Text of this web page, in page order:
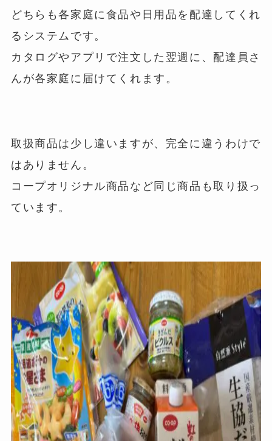
どちらも各家庭に食品や日用品を配達してくれ
るシステムです。
カタログやアプリで注文した翌週に、配達員さ
んが各家庭に届けてくれます。
取扱商品は少し違いますが、完全に違うわけで
はありません。
コープオリジナル商品など同じ商品も取り扱っ
ています。